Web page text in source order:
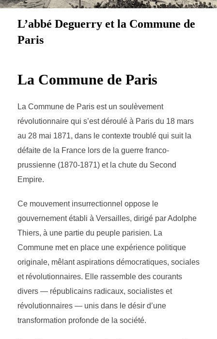
L’abbé Deguerry et la Commune de
Paris
La Commune de Paris
La Commune de Paris est un soulèvement
révolutionnaire qui s’est déroulé à Paris du 18 mars
au 28 mai 1871, dans le contexte troublé qui suit la
défaite de la France lors de la guerre franco-
prussienne (1870-1871) et la chute du Second
Empire.
Ce mouvement insurrectionnel oppose le
gouvernement établi à Versailles, dirigé par Adolphe
Thiers, à une partie du peuple parisien. La
Commune met en place une expérience politique
originale, mêlant aspirations démocratiques, sociales
et révolutionnaires. Elle rassemble des courants
divers — républicains radicaux, socialistes et
révolutionnaires — unis dans le désir d’une
transformation profonde de la société.